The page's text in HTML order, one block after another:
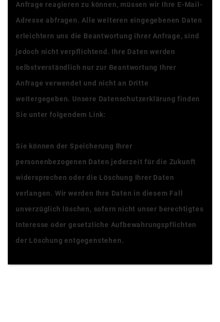
Anfrage reagieren zu können, müssen wir Ihre E-Mail-
Adresse abfragen. Alle weiteren eingegebenen Daten
erleichtern uns die Beantwortung ihrer Anfrage, sind
jedoch nicht verpflichtend. Ihre Daten werden
selbstverständlich nur zur Beantwortung Ihrer
Anfrage verwendet und nicht an Dritte
weitergegeben. Unsere Datenschutzerklärung finden
Sie unter folgendem Link:
Sie können der Speicherung Ihrer
personenbezogenen Daten jederzeit für die Zukunft
widersprechen oder die Löschung Ihrer Daten
verlangen. Wir werden Ihre Daten in diesem Fall
unverzüglich löschen, sofern nicht unser berechtigtes
Interesse oder gesetzliche Aufbewahrungspflichten
der Löschung entgegenstehen.